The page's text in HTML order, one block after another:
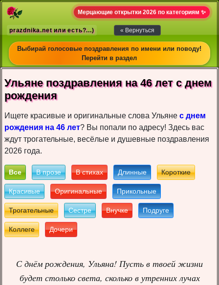
Мерцающие открытки 2026 по категориям ✨
prazdnika.net или есть?...) « Вернуться
Выбирай голосовые поздравления по имени или поводу!
Перейти в раздел
Ульяне пoздрaвлeния на 46 лет c днeм
рoждeния
Ищете красивые и оригинальные слова Ульяне с днем
рождения на 46 лет? Вы попали по адресу! Здесь вас
ждут трогательные, весёлые и душевные поздравления
2026 года.
Все В прозе В стихах Длинные Короткие
Красивые Оригинальные Прикольные
Трогательные Сестре Внучке Подруге
Коллеге Дочери
С днём рождения, Ульяна! Пусть в твоей жизни
будет столько света, сколько в утренних лучах